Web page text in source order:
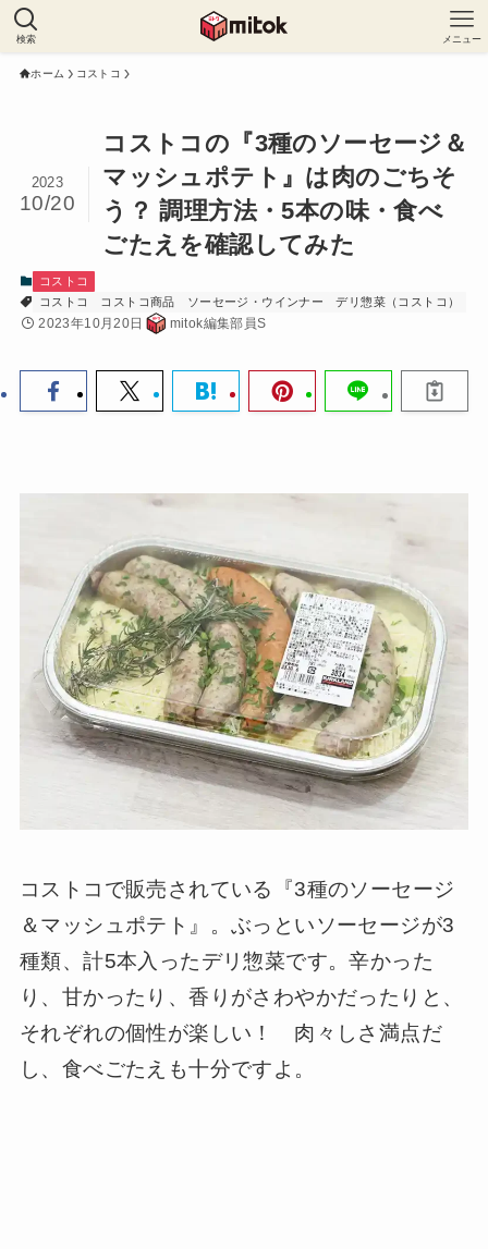
検索 メニュー
ホーム コストコ
コストコの『3種のソーセージ＆
マッシュポテト』は肉のごちそ
う？ 調理方法・5本の味・食べ
ごたえを確認してみた
2023
10/20
コストコ
コストコ
コストコ商品 ソーセージ・ウインナー デリ惣菜（コストコ）
2023年10月20日 mitok編集部員S
コストコで販売されている『3種のソーセージ
＆マッシュポテト』。ぶっといソーセージが3
種類、計5本入ったデリ惣菜です。辛かった
り、甘かったり、香りがさわやかだったりと、
それぞれの個性が楽しい！ 肉々しさ満点だ
し、食べごたえも十分ですよ。